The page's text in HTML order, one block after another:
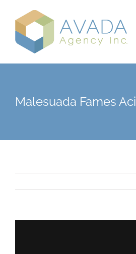
content
Malesuada Fames Aci